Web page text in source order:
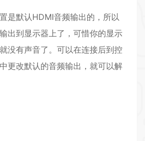
是默认HDMI音频输出的，所以
出到显示器上了，可惜你的显示
没有声音了。可以在连接后到控
更改默认的音频输出，就可以解